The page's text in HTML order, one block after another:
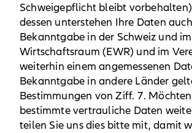
Schweigepflicht bleibt
dessen unterstehen Ihre Daten
Bekanntgabe in der Schweiz und
Wirtschaftsraum (EWR) und im
weiterhin einem angemessenen
Bekanntgabe in andere Länder
Bestimmungen von Ziff. 7.
bestimmte vertrauliche Daten
teilen Sie uns dies bitte mit, damit